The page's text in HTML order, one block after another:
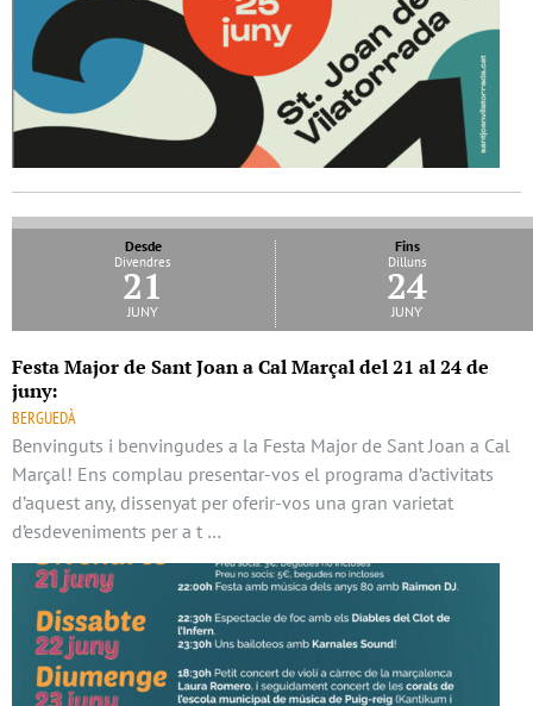
Desde
Divendres
21
juny
Fins
Dilluns
24
juny
Festa Major de Sant Joan a Cal Marçal del 21 al 24 de
juny:
BERGUEDÀ
Benvinguts i benvingudes a la Festa Major de Sant Joan a Cal
Marçal! Ens complau presentar-vos el programa d’activitats
d’aquest any, dissenyat per oferir-vos una gran varietat
d’esdeveniments per a t …